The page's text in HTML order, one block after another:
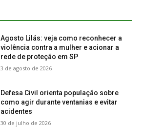
Agosto Lilás: veja como reconhecer a
violência contra a mulher e acionar a
rede de proteção em SP
3 de agosto de 2026
Defesa Civil orienta população sobre
como agir durante ventanias e evitar
acidentes
30 de julho de 2026